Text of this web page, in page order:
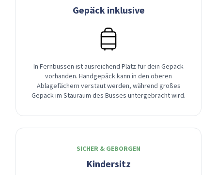
Gepäck inklusive
In Fernbussen ist ausreichend Platz für dein Gepäck
vorhanden. Handgepäck kann in den oberen
Ablagefächern verstaut werden, während großes
Gepäck im Stauraum des Busses untergebracht wird.
SICHER & GEBORGEN
Kindersitz